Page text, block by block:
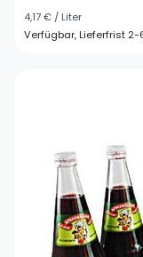
4,17 € / Liter
Verfügbar, Lieferfrist